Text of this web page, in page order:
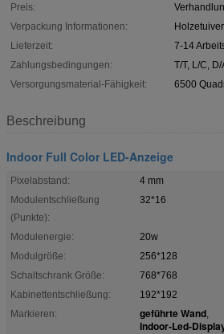
Preis:
Verpackung Informationen:
Lieferzeit:
7-14
Zahlungsbedingungen:
T/T, L/C,
Versorgungsmaterial-Fähigkeit:
6500
Beschreibung
Indoor Full Color LED-Anzeige
Pixelabstand:
4 mm
Modulentschließung
(Punkte):
32*16
Modulenergie:
20w
Modulgröße:
256*128
Schaltschrank Größe:
768*768
Kabinettentschließung:
192*192
Markieren:
geführte Wand,
Indoor-Led-